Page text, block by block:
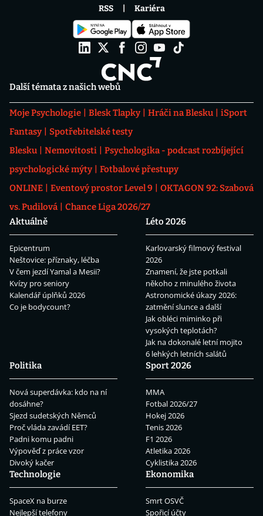
Další témata z našich webů
Moje Psychologie Blesk Tlapky Hráči na Blesku
iSport
Fantasy
Spotřebitelské testy
Blesku
Nemovitosti
Psychologika - podcast rozbíjející
psychologické mýty
Fotbalové přestupy
ONLINE
Eventový prostor Level 9
OKTAGON 92: Szabová
vs. Pudilová
Chance Liga 2026/27
Aktuálně
Epicentrum
Neštovice: příznaky, léčba
V čem jezdí Yamal a Mesii?
Kvízy pro seniory
Kalendář úplňků 2026
Co je bodycount?
Léto 2026
Karlovarský filmový festival
2026
Znamení, že jste potkali
někoho z minulého života
Astronomické úkazy 2026:
zatmění slunce a další
Jak obléci miminko při
vysokých teplotách?
Jak na dokonalé letní mojito
6 lehkých letních salátů
Politika
Nová superdávka: kdo na ní
dosáhne?
Sjezd sudetských Němců
Proč vláda zavádí EET?
Padni komu padni
Výpověď z práce vzor
Divoký kačer
Sport 2026
MMA
Fotbal 2026/27
Hokej 2026
Tenis 2026
F1 2026
Atletika 2026
Cyklistika 2026
Technologie
SpaceX na burze
Nejlepší telefony
Ekonomika
Smrt OSVČ
Spořicí účty
RSS Kariéra